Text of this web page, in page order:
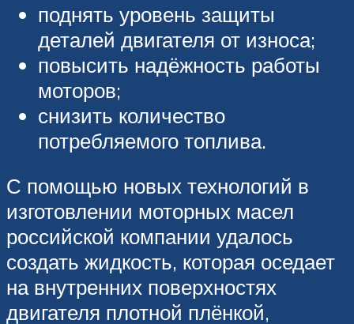
поднять уровень защиты
деталей двигателя от износа;
повысить надёжность работы
моторов;
снизить количество
потребляемого топлива.
С помощью новых технологий в
изготовлении моторных масел
российской компании удалось
создать жидкость, которая оседает
на внутренних поверхностях
двигателя плотной плёнкой,